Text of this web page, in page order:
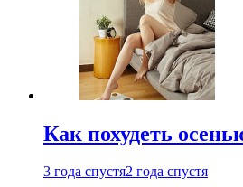
Как похудеть
3 года спустя2 года спустя